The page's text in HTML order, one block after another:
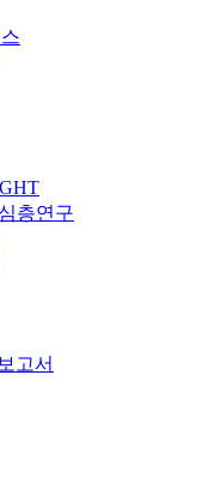
층연구
고서